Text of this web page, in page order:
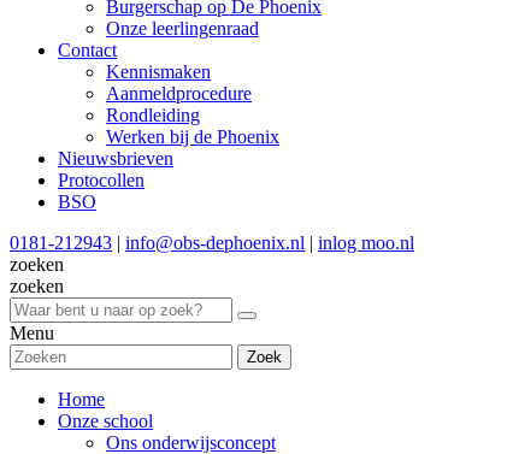
Burgerschap op De Phoenix
Onze leerlingenraad
Contact
Kennismaken
Aanmeldprocedure
Rondleiding
Werken bij de Phoenix
Nieuwsbrieven
Protocollen
BSO
0181-212943 | info@obs-dephoenix.nl | inlog moo.nl
zoeken
zoeken
Menu
Zoek
Home
Onze school
Ons onderwijsconcept